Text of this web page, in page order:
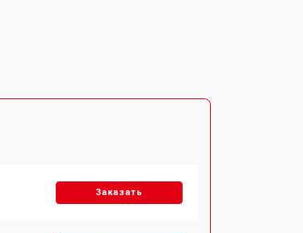
Заказать